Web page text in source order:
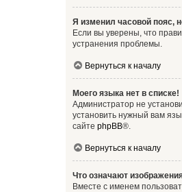
Я изменил часовой пояс,
Если вы уверены, что
устранения проблемы.
Вернуться к началу
Моего языка нет в списке!
Администратор не
установить нужный вам
сайте phpBB®.
Вернуться к началу
Что означают
Вместе с именем